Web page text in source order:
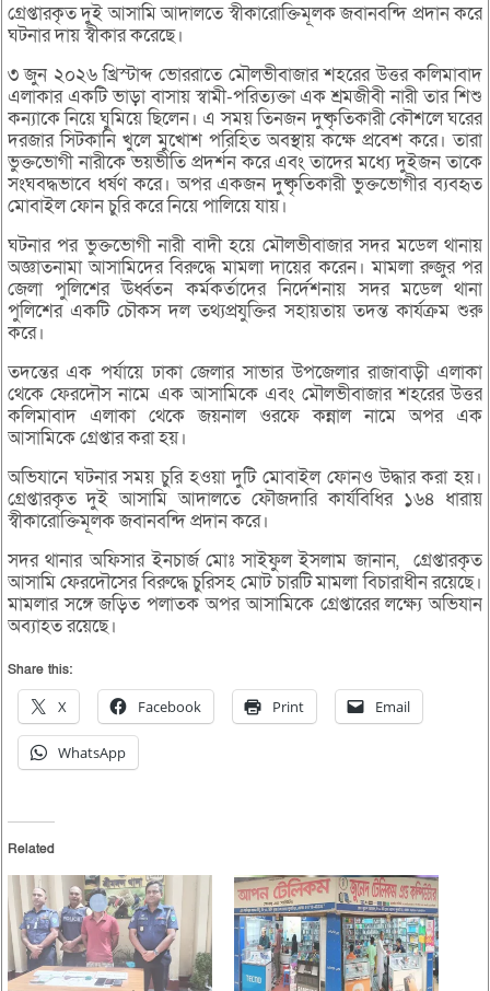
গ্রেপ্তারকৃত দুই আসামি আদালতে স্বীকারোক্তিমূলক জবানবন্দি প্রদান করে
ঘটনার দায় স্বীকার করেছে।
৩ জুন ২০২৬ খ্রিস্টাব্দ ভোররাতে মৌলভীবাজার শহরের উত্তর কলিমাবাদ
এলাকার একটি ভাড়া বাসায় স্বামী-পরিত্যক্তা এক শ্রমজীবী নারী তার শিশু
কন্যাকে নিয়ে ঘুমিয়ে ছিলেন। এ সময় তিনজন দুষ্কৃতিকারী কৌশলে ঘরের
দরজার সিটকানি খুলে মুখোশ পরিহিত অবস্থায় কক্ষে প্রবেশ করে। তারা
ভুক্তভোগী নারীকে ভয়ভীতি প্রদর্শন করে এবং তাদের মধ্যে দুইজন তাকে
সংঘবদ্ধভাবে ধর্ষণ করে। অপর একজন দুষ্কৃতিকারী ভুক্তভোগীর ব্যবহৃত
মোবাইল ফোন চুরি করে নিয়ে পালিয়ে যায়।
ঘটনার পর ভুক্তভোগী নারী বাদী হয়ে মৌলভীবাজার সদর মডেল থানায়
অজ্ঞাতনামা আসামিদের বিরুদ্ধে মামলা দায়ের করেন। মামলা রুজুর পর
জেলা পুলিশের ঊর্ধ্বতন কর্মকর্তাদের নির্দেশনায় সদর মডেল থানা
পুলিশের একটি চৌকস দল তথ্যপ্রযুক্তির সহায়তায় তদন্ত কার্যক্রম শুরু
করে।
তদন্তের এক পর্যায়ে ঢাকা জেলার সাভার উপজেলার রাজাবাড়ী এলাকা
থেকে ফেরদৌস নামে এক আসামিকে এবং মৌলভীবাজার শহরের উত্তর
কলিমাবাদ এলাকা থেকে জয়নাল ওরফে কন্নাল নামে অপর এক
আসামিকে গ্রেপ্তার করা হয়।
অভিযানে ঘটনার সময় চুরি হওয়া দুটি মোবাইল ফোনও উদ্ধার করা হয়।
গ্রেপ্তারকৃত দুই আসামি আদালতে ফৌজদারি কার্যবিধির ১৬৪ ধারায়
স্বীকারোক্তিমূলক জবানবন্দি প্রদান করে।
সদর থানার অফিসার ইনচার্জ মোঃ সাইফুল ইসলাম জানান, গ্রেপ্তারকৃত
আসামি ফেরদৌসের বিরুদ্ধে চুরিসহ মোট চারটি মামলা বিচারাধীন রয়েছে।
মামলার সঙ্গে জড়িত পলাতক অপর আসামিকে গ্রেপ্তারের লক্ষ্যে অভিযান
অব্যাহত রয়েছে।
Share this:
X Facebook Print Email
WhatsApp
Related